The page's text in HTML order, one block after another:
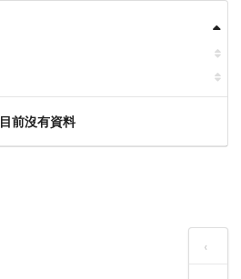
目前沒有資料
‹